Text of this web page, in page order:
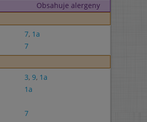
Obsahuje alergeny
7, 1a
7
3, 9, 1a
1a
7